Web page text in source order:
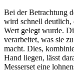
Bei der Betrachtung
wird schnell deutlich,
Wert gelegt wurde.
verarbeitet, was sie
macht. Dies,
Hand liegen, lässt
Messerset eine